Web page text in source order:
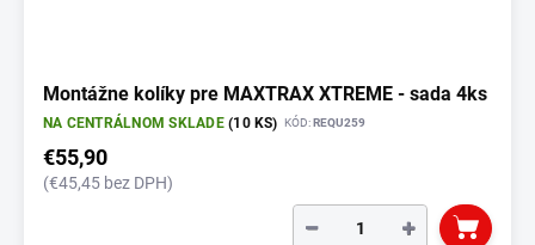
Montážne kolíky pre MAXTRAX XTREME - sada 4ks
NA CENTRÁLNOM SKLADE(10 KS) KÓD:REQU259
€55,90
(€45,45 bez DPH)
+
−